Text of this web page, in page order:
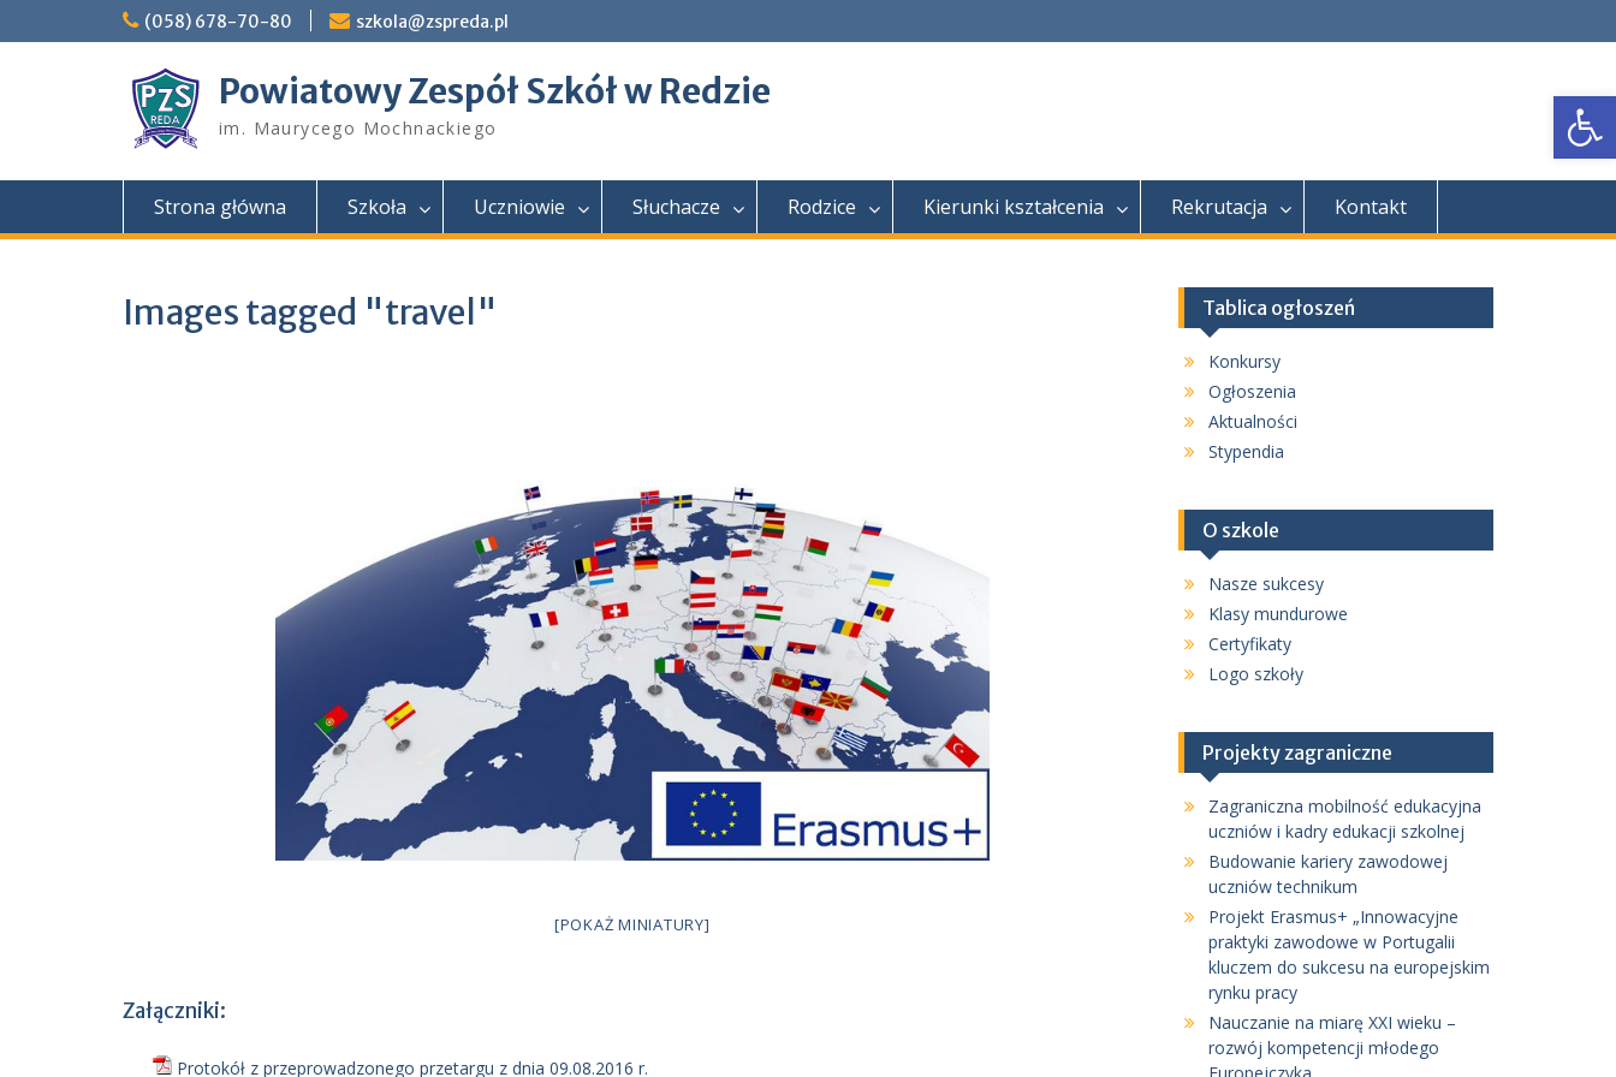
to
(058) 678-70-80 szkola@zspreda.pl
Powiatowy Zespół Szkół w Redzie
im. Maurycego Mochnackiego
Strona główna Szkoła Uczniowie Słuchacze Rodzice Kierunki kształcenia Rekrutacja Kontakt
Images tagged "travel"
[POKAŻ MINIATURY]
Załączniki:
Protokół z przeprowadzonego przetargu z dnia 09.08.2016 r.
Tablica ogłoszeń
Konkursy
Ogłoszenia
Aktualności
Stypendia
O szkole
Nasze sukcesy
Klasy mundurowe
Certyfikaty
Logo szkoły
Projekty zagraniczne
Zagraniczna mobilność edukacyjna
uczniów i kadry edukacji szkolnej
Budowanie kariery zawodowej
uczniów technikum
Projekt Erasmus+ „Innowacyjne
praktyki zawodowe w Portugalii
kluczem do sukcesu na europejskim
rynku pracy
Nauczanie na miarę XXI wieku –
rozwój kompetencji młodego